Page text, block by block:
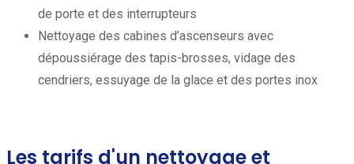
de porte et des interrupteurs
Nettoyage des cabines d’ascenseurs avec
dépoussiérage des tapis-brosses, vidage des
cendriers, essuyage de la glace et des portes inox
Les tarifs d'un nettoyage et